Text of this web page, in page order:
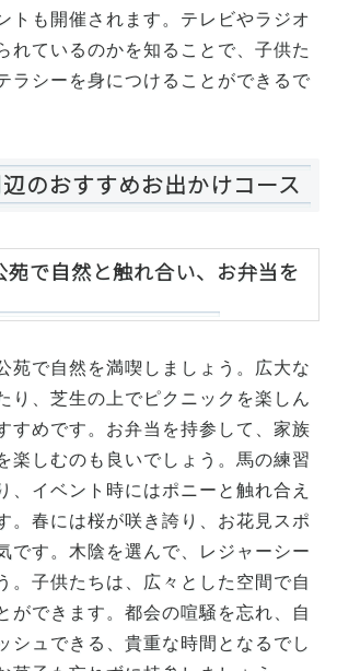
トも開催されます。テレビやラジオ
れているのかを知ることで、子供た
ラシーを身につけることができるで
のおすすめお出かけコース
苑で自然と触れ合い、お弁当を
苑で自然を満喫しましょう。広大な
り、芝生の上でピクニックを楽しん
すめです。お弁当を持参して、家族
楽しむのも良いでしょう。馬の練習
、イベント時にはポニーと触れ合え
。春には桜が咲き誇り、お花見スポ
です。木陰を選んで、レジャーシー
。子供たちは、広々とした空間で自
ができます。都会の喧騒を忘れ、自
シュできる、貴重な時間となるでし